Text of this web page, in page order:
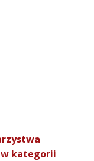
w kategorii